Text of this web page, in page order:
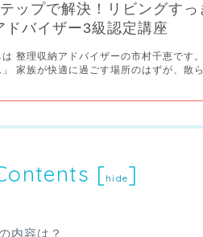
テップで解決！リビングす
ドバイザー3級認定講座
は 整理収納アドバイザーの市村千恵です
」 家族が快適に過ごす場所のはずが、散
[hide]
内容は？